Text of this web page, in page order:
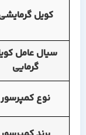
کویل گرمایشی
سیال عامل کویل
گرمایی
نوع کمپرسور